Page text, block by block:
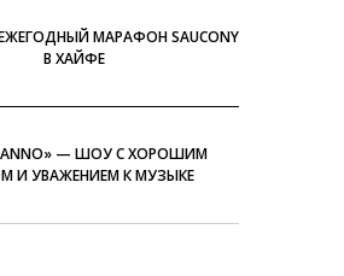
МАРАФОН SAUCONY
В ХАЙФЕ
— ШОУ С ХОРОШИМ
И УВАЖЕНИЕМ К МУЗЫКЕ